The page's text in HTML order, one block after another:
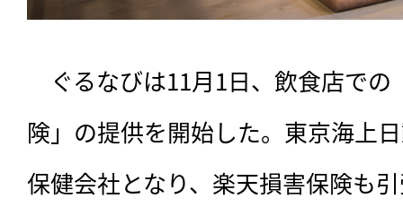
ぐるなびは11月1日、飲食店での
険」の提供を開始した。東京海上
保健会社となり、楽天損害保険も